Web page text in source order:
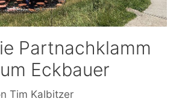
Partnachklamm
Eckbauer
Tim Kalbitzer